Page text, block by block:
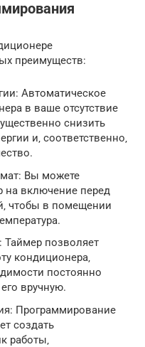
преимуществ:
Автоматическое
в ваше отсутствие
снизить
и‚ соответственно‚
Вы можете
на включение перед
чтобы в помещении
Таймер позволяет
кондиционера‚
постоянно
вручную.
Программирование
создать
работы‚